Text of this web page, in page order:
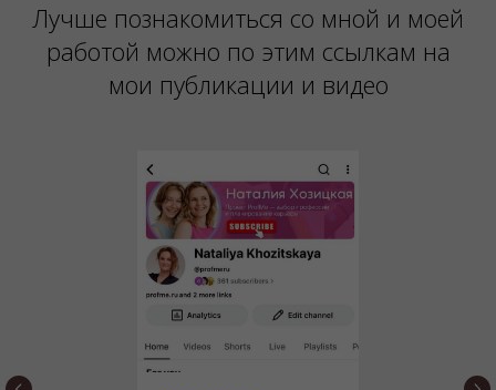
Лучше познакомиться со мной и моей
работой можно по этим ссылкам на
мои публикации и видео